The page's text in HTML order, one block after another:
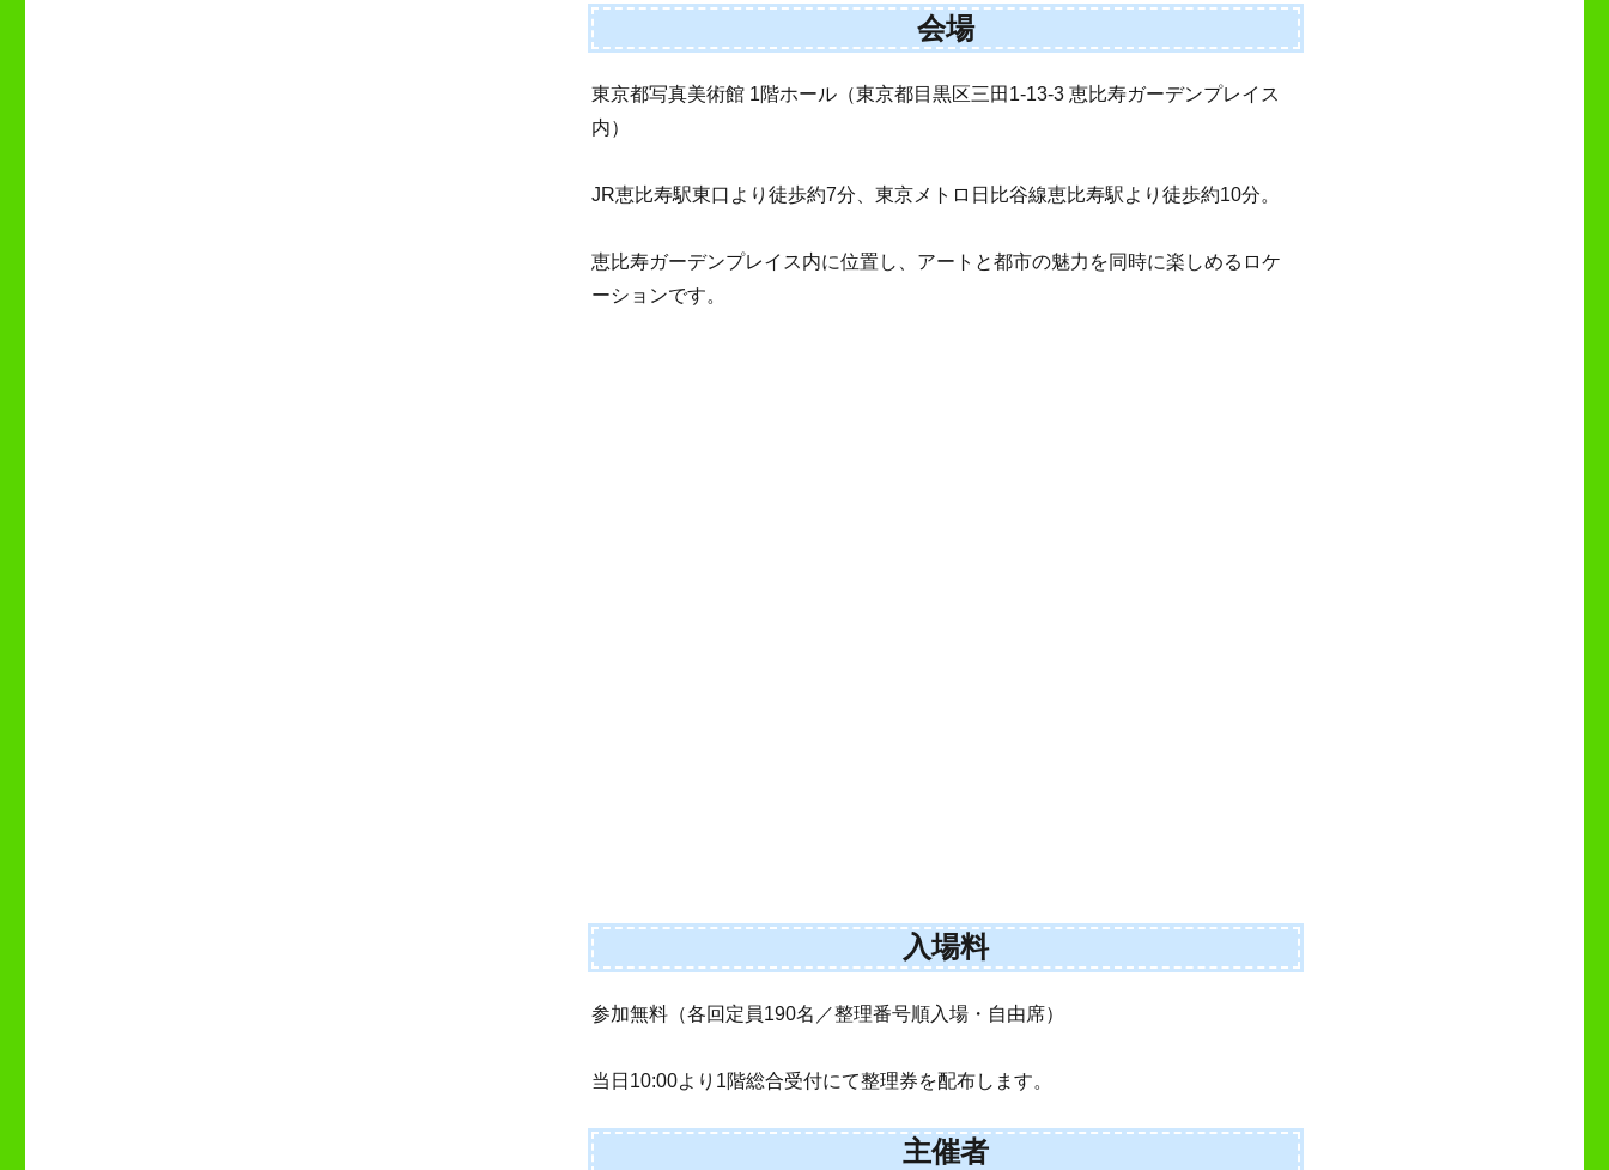
会場
東京都写真美術館 1階ホール（東京都目黒区三田1-13-3 恵比寿ガーデンプレイス
内）
JR恵比寿駅東口より徒歩約7分、東京メトロ日比谷線恵比寿駅より徒歩約10分。
恵比寿ガーデンプレイス内に位置し、アートと都市の魅力を同時に楽しめるロケ
ーションです。
入場料
参加無料（各回定員190名／整理番号順入場・自由席）
当日10:00より1階総合受付にて整理券を配布します。
主催者